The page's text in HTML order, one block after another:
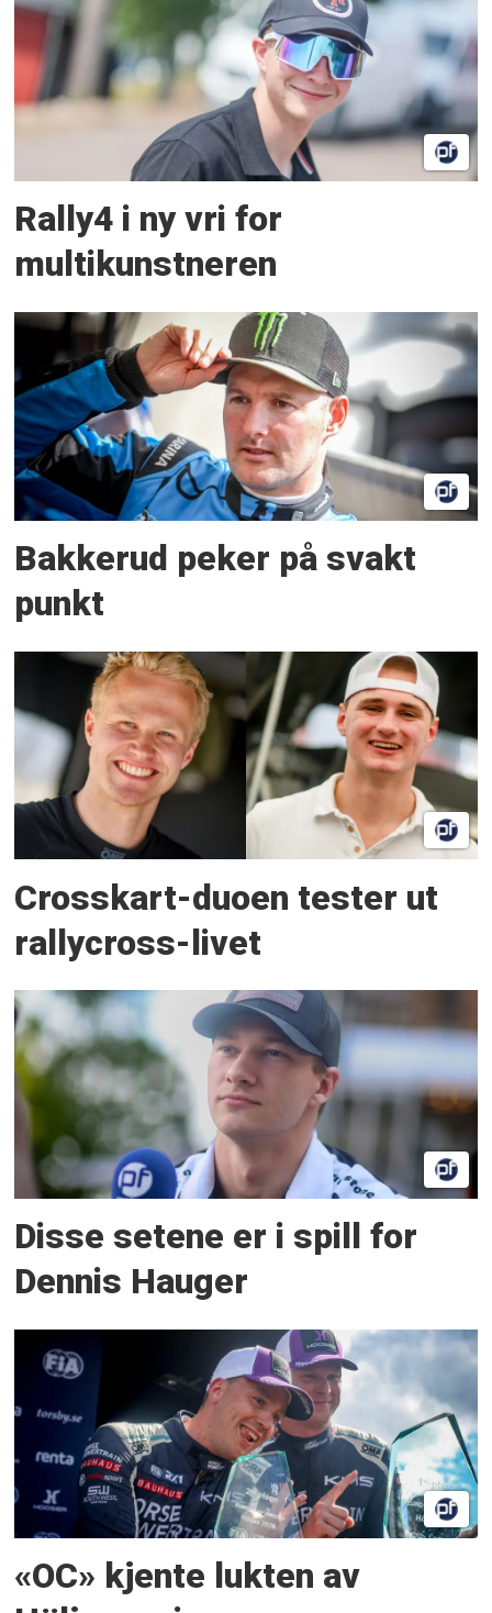
Rally4 i ny vri for
multikunstneren
Bakkerud peker på svakt
punkt
Crosskart-duoen tester ut
rallycross-livet
Disse setene er i spill for
Dennis Hauger
«OC» kjente lukten av